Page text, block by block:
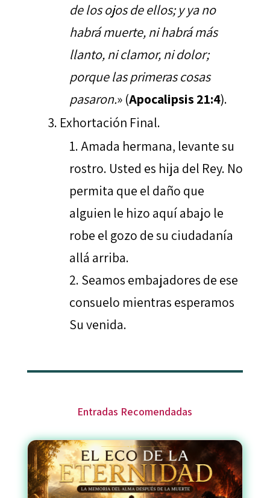
de los ojos de ellos; y ya no
habrá muerte, ni habrá más
llanto, ni clamor, ni dolor;
porque las primeras cosas
pasaron.» (Apocalipsis 21:4).
Exhortación Final.
Amada hermana, levante su
rostro. Usted es hija del Rey. No
permita que el daño que
alguien le hizo aquí abajo le
robe el gozo de su ciudadanía
allá arriba.
Seamos embajadores de ese
consuelo mientras esperamos
Su venida.
Entradas Recomendadas